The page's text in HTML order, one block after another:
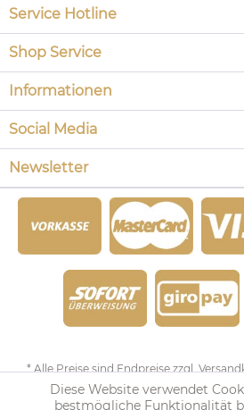
Service Hotline
Shop Service
Informationen
Social Media
Newsletter
* Alle Preise sind Endpreise zzgl.
wird keine Umsatzsteuer
Diese Website verwendet
bestmögliche Funktionalität